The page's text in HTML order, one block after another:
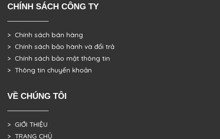
CHÍNH SÁCH CÔNG TY
> Chính sách bán hàng
> Chính sách bảo hành và đổi trả
> Chính sách bảo mật thông tin
> Thông tin chuyển khoản
VỀ CHÚNG TÔI
> GIỚI THIỆU
> TRANG CHỦ